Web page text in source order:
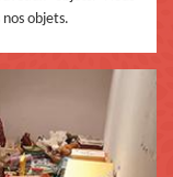
objets.